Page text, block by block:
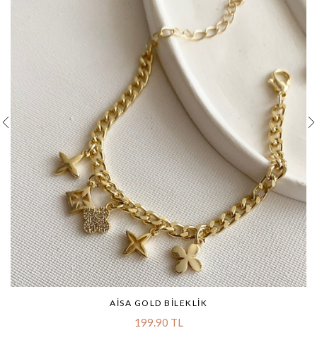
AISA GOLD BILEKLIK
199.90 TL